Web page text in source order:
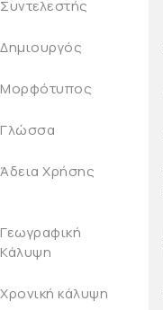
Συντελεστής
Δημιουργός
Μορφότυπος
Γλώσσα
Άδεια Χρήσης
Γεωγραφική
Κάλυψη
Χρονική κάλυψη